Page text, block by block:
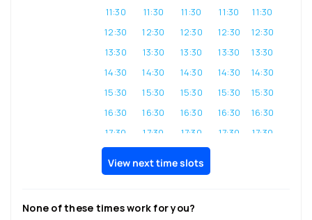
11:30
12:30
13:30
14:30
15:30
16:30
17:30
19:30
21:30
11:30
12:30
13:30
14:30
15:30
16:30
17:30
19:30
21:30
11:30
12:30
13:30
14:30
15:30
16:30
17:30
19:30
21:30
11:30
12:30
13:30
14:30
15:30
16:30
17:30
11:30
12:30
13:30
14:30
15:30
16:30
17:30
View next time slots
None of these times work for you?